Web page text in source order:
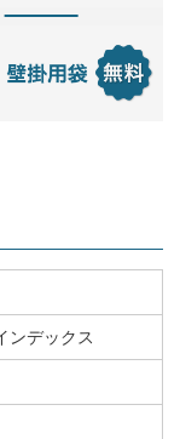
ンデックス